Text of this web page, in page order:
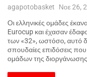
agapotobasket Νοε 26,
Οι ελληνικές ομάδες
Eurocup και έχασαν
των «32», ωστόσο, αυτό
σπουδαίες επιδόσεις
ομάδων της